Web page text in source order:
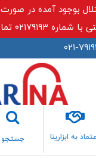
بوجود آمده در
تماس حاصل نمایید
به ابزارینا جستجو